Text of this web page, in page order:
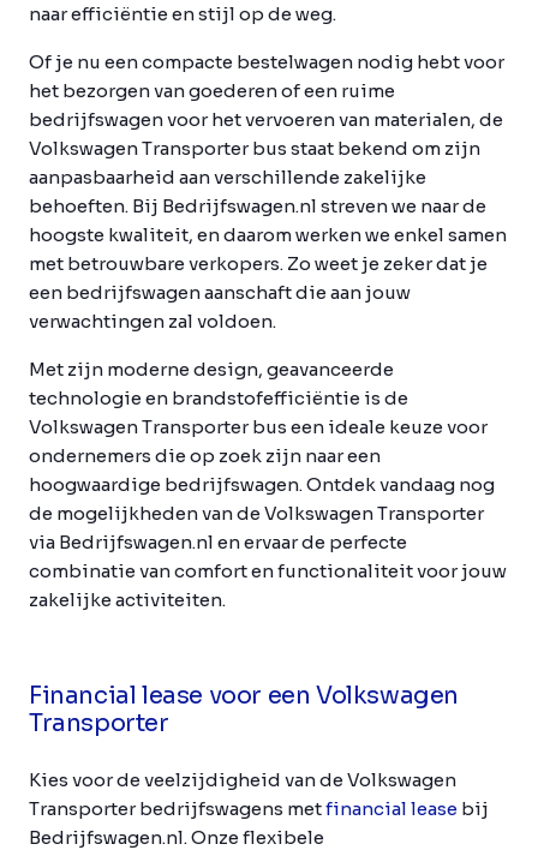
naar efficiëntie en stijl op de weg.
Of je nu een compacte bestelwagen nodig hebt voor
het bezorgen van goederen of een ruime
bedrijfswagen voor het vervoeren van materialen, de
Volkswagen Transporter bus staat bekend om zijn
aanpasbaarheid aan verschillende zakelijke
behoeften. Bij Bedrijfswagen.nl streven we naar de
hoogste kwaliteit, en daarom werken we enkel samen
met betrouwbare verkopers. Zo weet je zeker dat je
een bedrijfswagen aanschaft die aan jouw
verwachtingen zal voldoen.
Met zijn moderne design, geavanceerde
technologie en brandstofefficiëntie is de
Volkswagen Transporter bus een ideale keuze voor
ondernemers die op zoek zijn naar een
hoogwaardige bedrijfswagen. Ontdek vandaag nog
de mogelijkheden van de Volkswagen Transporter
via Bedrijfswagen.nl en ervaar de perfecte
combinatie van comfort en functionaliteit voor jouw
zakelijke activiteiten.
Financial lease voor een Volkswagen
Transporter
Kies voor de veelzijdigheid van de Volkswagen
Transporter bedrijfswagens metfinancial lease bij
Bedrijfswagen.nl. Onze flexibele